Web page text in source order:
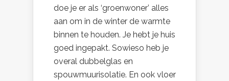
doe je er als ‘groenwoner’ alles
aan om in de winter de warmte
binnen te houden. Je hebt je huis
goed ingepakt. Sowieso heb je
overal dubbelglas en
spouwmuurisolatie. En ook vloer